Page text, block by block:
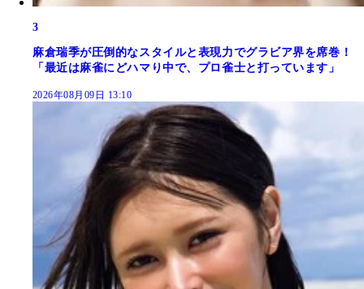
3
麻倉瑞季が圧倒的なスタイルと表現力でグラビア界を席巻！
「最近は麻雀にどハマり中で、プロ雀士と打っています」
2026年08月09日 13:10